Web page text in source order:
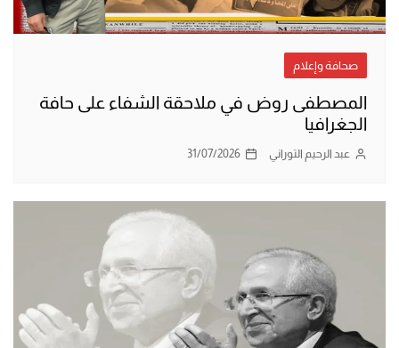
صحافة وإعلام
المصطفى روض في ملاحقة الشفاء على حافة
الجغرافيا
عبد الرحيم التوراني 31/07/2026